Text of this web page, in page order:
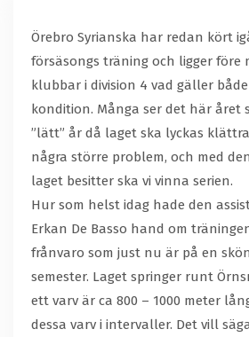
Örebro Syrianska har redan kört
försäsongs träning och ligger före
klubbar i division 4 vad gäller
kondition. Många ser det här året
”lätt” år då laget ska lyckas
några större problem, och med
laget besitter ska vi vinna serien.
Hur som helst idag hade den
Erkan De Basso hand om
frånvaro som just nu är på en
semester. Laget springer runt
ett varv är ca 800 – 1000 meter
dessa varv i intervaller. Det vill